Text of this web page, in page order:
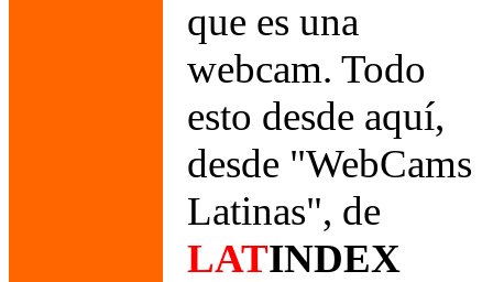
que es una
webcam. Todo
esto desde aquí,
desde "WebCams
Latinas", de
LATINDEX